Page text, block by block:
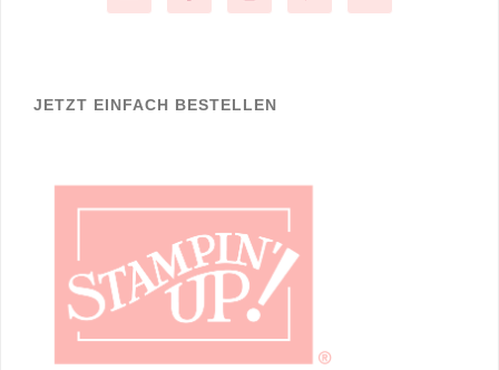
JETZT EINFACH BESTELLEN